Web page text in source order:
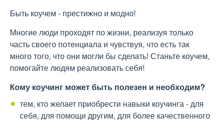
Быть коучем - престижно и модно!
Многие люди проходят по жизни, реализуя только
часть своего потенциала и чувствуя, что есть так
много того, что они могли бы сделать! Станьте коучем,
помогайте людям реализовать себя!
Кому коучинг может быть полезен и необходим?
тем, кто желает приобрести навыки коучинга - для
себя, для помощи другим, для более качественного